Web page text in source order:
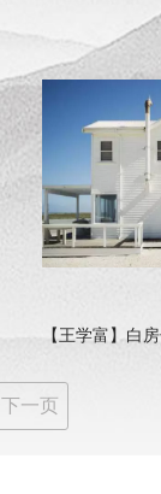
【王学富】白
下一页